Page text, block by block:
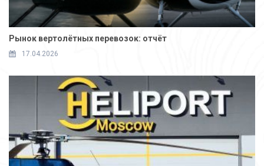
Рынок вертолётных перевозок: отчёт
17.04.2026